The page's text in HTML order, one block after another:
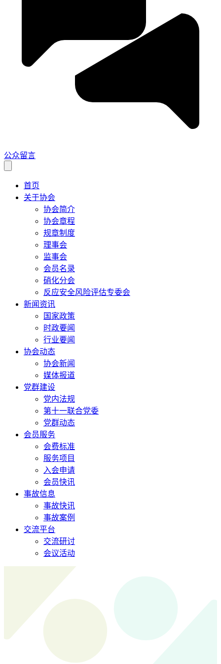
公众留言
首页
关于协会
协会简介
协会章程
规章制度
理事会
监事会
会员名录
硝化分会
反应安全风险评估专委会
新闻资讯
国家政策
时政要闻
行业要闻
协会动态
协会新闻
媒体报道
党群建设
党内法规
第十一联合党委
党群动态
会员服务
会费标准
服务项目
入会申请
会员快讯
事故信息
事故快讯
事故案例
交流平台
交流研讨
会议活动